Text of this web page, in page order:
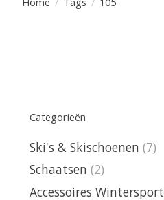
Categorieën
Ski's & Skischoenen (7)
Schaatsen (2)
Accessoires Wintersport